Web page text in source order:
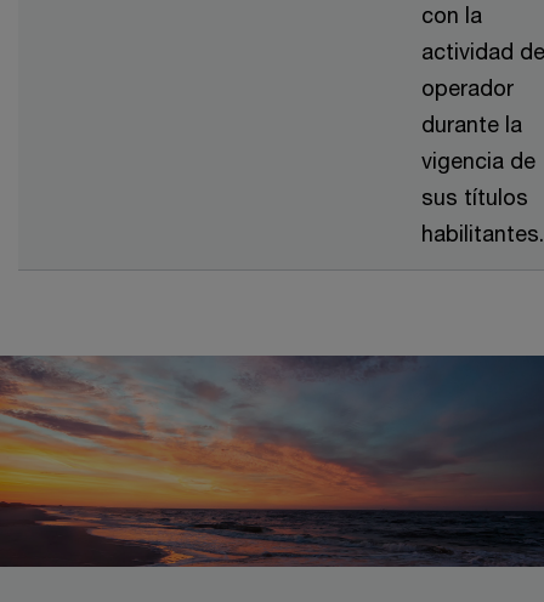
con la
actividad
operador
durante la
vigencia de
sus títulos
habilitantes.